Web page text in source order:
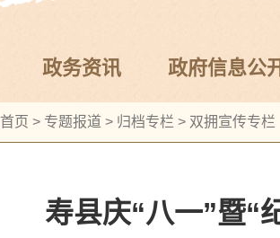
政务资讯 政府信息公
首页 > 专题报道 > 归档专栏 > 双拥宣传专栏
寿县庆“八一”暨“